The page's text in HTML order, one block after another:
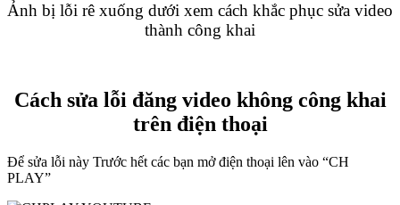
Ảnh bị lỗi rê xuống dưới xem cách khắc phục sửa video
thành công khai
Cách sửa lỗi đăng video không công khai
trên điện thoại
Để sửa lỗi này Trước hết các bạn mở điện thoại lên vào “CH
PLAY”